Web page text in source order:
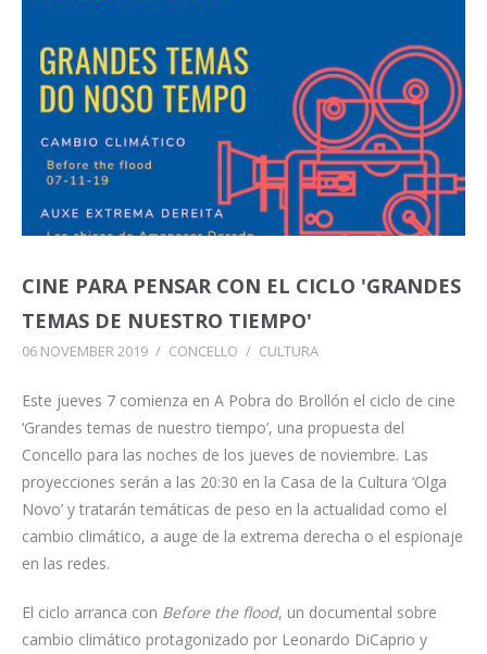
CINE PARA PENSAR CON EL CICLO 'GRANDES
TEMAS DE NUESTRO TIEMPO'
06 NOVEMBER 2019 / CONCELLO / CULTURA
Este jueves 7 comienza en A Pobra do Brollón el ciclo de cine
‘Grandes temas de nuestro tiempo’, una propuesta del
Concello para las noches de los jueves de noviembre. Las
proyecciones serán a las 20:30 en la Casa de la Cultura ‘Olga
Novo’ y tratarán temáticas de peso en la actualidad como el
cambio climático, a auge de la extrema derecha o el espionaje
en las redes.
El ciclo arranca con Before the flood, un documental sobre
cambio climático protagonizado por Leonardo DiCaprio y